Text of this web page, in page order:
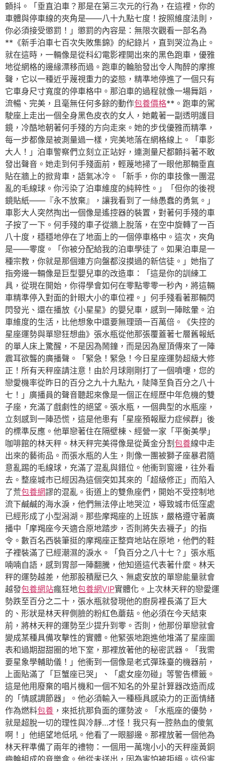
顫抖。「垂直泊車？那是在第三次元的行為，在這裡，你的
車體與停車線的夾角是——八十九點七度！按照維度法則，
你必須接受懲罰！」懲罰的內容是：無限次觀看一部名為
**《新手泊車七百次失敗集錦》的紀錄片，直到哭泣為止。
就在這時，一輛像是從科幻電影裡開出來的黑色跑車，優雅
地從網格的邊緣漂移而過。跑車的輪胎發出令人陶醉的摩擦
聲，它以一種近乎蔑視重力的姿態，精準地停進了一個只有
它車身尺寸寬度的停車格中。那泊車的過程就像一場舞蹈，
流暢、完美，且毫無任何多餘的動作包養價格**。跑車的駕
駛座上走出一個全身黑色皮衣的女人，她戴著一副透明護目
鏡，冷酷地朝著何手殘的方向走來。她的步伐優雅而精準，
每一步都像是被測量過一樣，完美地落在網格線上。「車影
大人！」泊車警察們立刻立正站好，連測量尺都顫抖著不敢
發出聲音。她走到何手殘面前，輕蔑地掃了一眼他那輛垂直
貼在牆上的掀背車，語氣冰冷。「新手，你的車技像一團混
亂的毛線球。你污染了泊車維度的純粹性。」「但你的後視
鏡貼紙——『永不放棄』，讓我看到了一絲愚蠢的勇氣。」
車影大人突然掏出一個像是遙控器的裝置，對著何手殘的車
子按了一下。何手殘的車子從牆上脫落，在空中旋轉了一百
八十度，穩穩地停在了地面上的一個停車格中。這次，夾角
是——零度。「你被分配給我的泊車學徒了。如果泊車是一
種宗教，你就是那個連方向盤都沒摸過的新信徒。」她指了
指旁邊一輛像是巨型嬰兒車的改造車：「這是你的訓練工
具，從現在開始，你得學會如何在零點零零一秒內，將這輛
車精準停入對面的針眼大小的車位裡。」何手殘看著那輛閃
閃發光、還在播放《小星星》的嬰兒車，感到一陣眩暈。泊
車維度的生活，比他想象中還要無理頭一百萬倍。《失控的
星座運勢與單戀狂想曲》張水瓶從他那張覆蓋著七層舊報紙
的單人床上驚醒，不是因為鬧鐘，而是因為屋頂傳來了一陣
震耳欲聾的廣播聲。「緊急！緊急！今日星座運勢超級大修
正！所有天秤座請注意！由於月球剛剛打了一個噴嚏，您的
戀愛機率從昨日的百分之九十九點九，陡降至負百分之八十
七！」廣播員的聲音聽起來像是一個正在經歷中年危機的雙
子座，充滿了戲劇性的絕望。張水瓶，一個典型的水瓶座，
立刻感到一陣恐慌，這是他患有「星座預報壓力症候群」後
的標準反應。他單戀著住在隔壁棟、經營一家「平衡美學」
咖啡館的林天秤。林天秤完美得像是從黃金分割 包養線中走
出來的藝術品。而張水瓶的人生，則像一團被獅子座暴君隨
意亂踢的毛線球，充滿了混亂與錯位。他衝到窗邊，往外看
去。整座城市已經因為這個突如其來的「超級修正」而陷入
了荒包養網謬的混亂。街道上的雙魚座們，開始不受控制地
流下鹹鹹的海水淚，他們無法停止地哭泣，導致城市低窪處
已經形成了小型潟湖。那些摩羯座的上班族，嚴格遵守著廣
播中「摩羯座今天適合原地踏步，否則將失去襪子」的指
令。數百名西裝筆挺的摩羯座正整齊地站在原地，他們的鞋
子裡裝滿了已經潮濕的淚水。「負百分之八十七？」張水瓶
喃喃自語，感到胃部一陣翻騰，他知道這代表著什麼。林天
秤的運勢越差，他那股積壓已久、無處安放的單戀能量就會
越發包養網站瘋狂地包養網VIP實體化。上次林天秤的戀愛運
勢跌至百分之二十，張水瓶就發現他的廚房裡長滿了巨大
的、形狀是林天秤側臉的粉紅色蘑菇。他必須在今天結束
前，將林天秤的運勢至少提升到零。否則，他那份單戀就會
變成某種具備攻擊性的實體。他緊張地跑進他堆滿了星座圖
表和過期甜甜圈的地下室，那裡放著他的秘密武器。「我需
要星象學輔助儀！」他衝到一個像是老式彈珠臺的機器前，
上面貼滿了「巨蟹座已哭」、「處女座勿碰」等警告標籤。
這是他用廢棄的唱片機和一個不知名的外星計算器改造而成
的「情感調節器」。他必須輸入一種極具感染力的正面情緒
作為燃料包養 ，來抵抗那負面的運勢波。「水瓶座的優勢，
就是超脫一切的理性與冷靜…才怪！我只有一腔熱血的傻氣
啊！」他絕望地低吼。他看了一眼腳邊。那裡放著一個他為
林天秤準備了兩年的禮物：一個用一萬塊小小的天秤座黃銅
齒輪組成的音樂盒。他從未送出，因為害怕被拒絕。這份害